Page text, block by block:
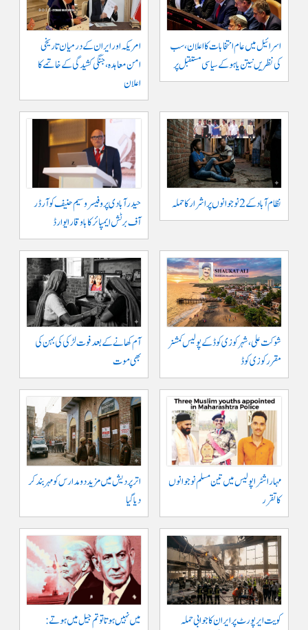
اسرائیل میں عام انتخابات کا اعلان، سب
کی نظریں نیتن یاہو کے سیاسی مستقبل پر
امریکہ اور ایران کے درمیان تاریخی
امن معاہدہ، جنگی کشیدگی کے خاتمے کا
اعلان
نظام آباد کے 2 نوجوانوں پر اشرار کا حملہ
حیدر آبادی پر و فیسر وسیم حنیف کو آرڈر
آف برٹش ایمپائر کا باوقار ایوارڈ
شوکت علی ، شہر کوزی کوڈ کے پولیس کمشنر
مقرر کوزی کوڈ
آم کھانے کے بعد فوت لڑکی کی بہن کی
بھی موت
مہاراشٹرا پولیس میں تین مسلم نو جوانوں
کا تقرر
اتر پردیش میں مزید دو مدارس کو مہر بند کر
دیا گیا
کویت ایر پورٹ پر ایران کا جوابی حملہ
میں نہیں ہوتا تو تم جیل میں ہوتے :